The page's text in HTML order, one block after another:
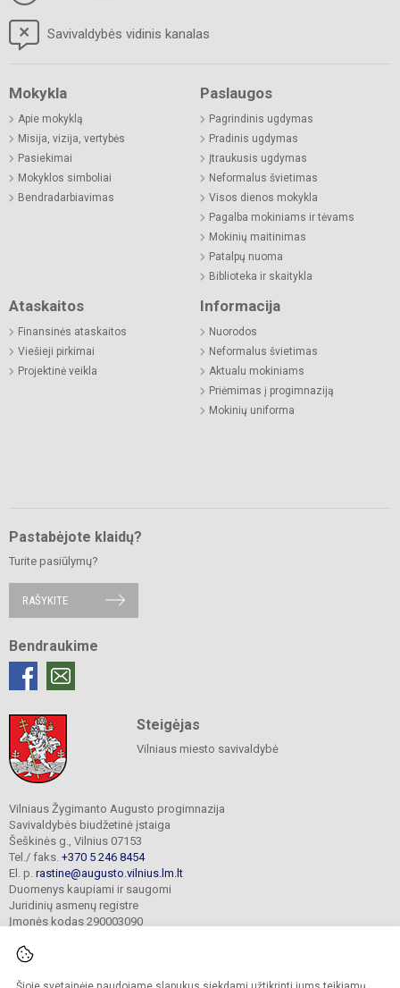
Savivaldybės vidinis kanalas
Mokykla
Apie mokyklą
Misija, vizija, vertybės
Pasiekimai
Mokyklos simboliai
Bendradarbiavimas
Paslaugos
Pagrindinis ugdymas
Pradinis ugdymas
Įtraukusis ugdymas
Neformalus švietimas
Visos dienos mokykla
Pagalba mokiniams ir tėvams
Mokinių maitinimas
Patalpų nuoma
Biblioteka ir skaitykla
Ataskaitos
Finansinės ataskaitos
Viešieji pirkimai
Projektinė veikla
Informacija
Nuorodos
Neformalus švietimas
Aktualu mokiniams
Priėmimas į progimnaziją
Mokinių uniforma
Pastabėjote klaidų?
Turite pasiūlymų?
RAŠYKITE
Bendraukime
Steigėjas
Vilniaus miesto savivaldybė
Vilniaus Žygimanto Augusto progimnazija
Savivaldybės biudžetinė įstaiga
Šeškinės g., Vilnius 07153
Tel./ faks. +370 5 246 8454
El. p. rastine@augusto.vilnius.lm.lt
Duomenys kaupiami ir saugomi
Juridinių asmenų registre
Įmonės kodas 290003090